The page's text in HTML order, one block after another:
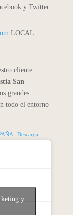
y Twitter
LOCAL
cliente
San
grandes
todo el entorno
Descarga
y